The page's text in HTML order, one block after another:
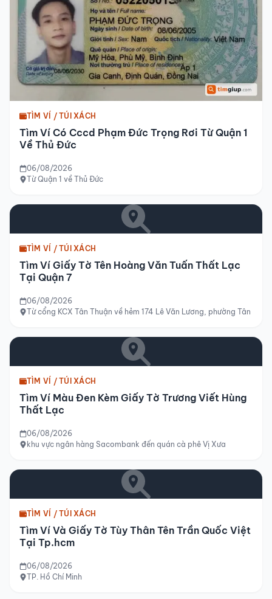
TÌM VÍ / TÚI XÁCH
Tìm Ví Có Cccd Phạm Đức Trọng Rơi Từ Quận 1
Về Thủ Đức
06/08/2026
Từ Quận 1 về Thủ Đức
TÌM VÍ / TÚI XÁCH
Tìm Ví Giấy Tờ Tên Hoàng Văn Tuấn Thất Lạc
Tại Quận 7
06/08/2026
Từ cổng KCX Tân Thuận về hẻm 174 Lê Văn Lương, phường Tân
TÌM VÍ / TÚI XÁCH
Tìm Ví Màu Đen Kèm Giấy Tờ Trương Viết Hùng
Thất Lạc
06/08/2026
khu vực ngân hàng Sacombank đến quán cà phê Vị Xưa
TÌM VÍ / TÚI XÁCH
Tìm Ví Và Giấy Tờ Tùy Thân Tên Trần Quốc Việt
Tại Tp.hcm
06/08/2026
TP. Hồ Chí Minh